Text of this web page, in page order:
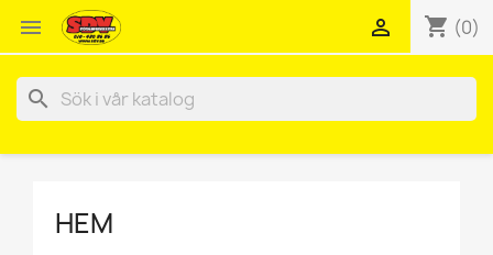
 shopping_cart (0)

search
HEM